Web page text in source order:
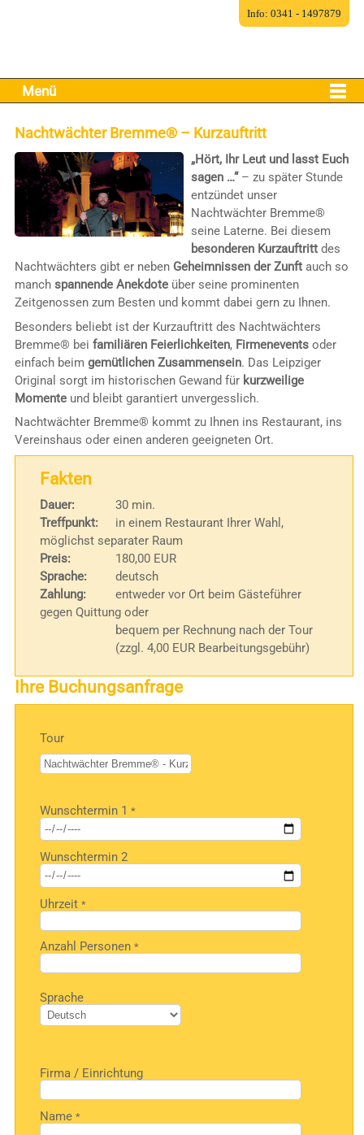
Menü
Nachtwächter Bremme® – Kurzauftritt
„Hört, Ihr Leut und lasst Euch
sagen …“– zu später Stunde
entzündet unser
Nachtwächter Bremme®
seine Laterne. Bei diesem
besonderen Kurzauftrittdes
Nachtwächters gibt er neben Geheimnissen der Zunftauch so
manch spannende Anekdoteüber seine prominenten
Zeitgenossen zum Besten und kommt dabei gern zu Ihnen.
Besonders beliebt ist der Kurzauftritt des Nachtwächters
Bremme® bei familiären Feierlichkeiten, Firmeneventsoder
einfach beim gemütlichen Zusammensein. Das Leipziger
Original sorgt im historischen Gewand für kurzweilige
Momenteund bleibt garantiert unvergesslich.
Nachtwächter Bremme® kommt zu Ihnen ins Restaurant, ins
Vereinshaus oder einen anderen geeigneten Ort.
Fakten
Dauer:
30 min.
Treffpunkt:
in einem Restaurant Ihrer Wahl,
möglichst separater Raum
Preis:
180,00 EUR
Sprache:
deutsch
Zahlung:
entweder vor Ort beim Gästeführer
gegen Quittung oder
bequem per Rechnung nach der Tour
(zzgl. 4,00 EUR Bearbeitungsgebühr)
Ihre Buchungsanfrage
Tour
lasse
dieses
leer.
Wunschtermin 1*
Wunschtermin 2
Uhrzeit*
Anzahl Personen*
Bitte
lasse
dieses
Feld
Sprache
Firma / Einrichtung
Name*
Info: 0341 - 1497879